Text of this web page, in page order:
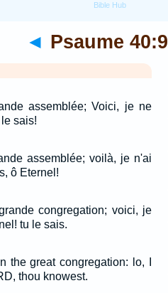
◄ Psaume 40:9
assemblée; Voici, je ne
sais!
assemblée; voilà, je n'ai
ô Eternel!
congregation; voici, je
tu le sais.
the great congregation: lo, I
thou knowest.